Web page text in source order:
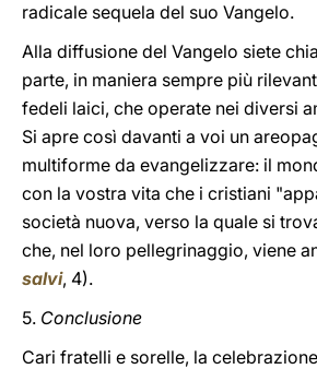
radicale sequela del suo Vangelo.
Alla diffusione del Vangelo siete
parte, in maniera sempre più
fedeli laici, che operate nei diversi
Si apre così davanti a voi un
multiforme da evangelizzare: il
con la vostra vita che i cristiani
società nuova, verso la quale si
che, nel loro pellegrinaggio, viene
salvi, 4).
5. Conclusione
Cari fratelli e sorelle, la